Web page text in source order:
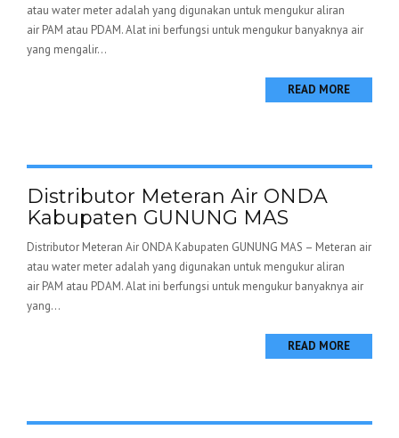
atau water meter adalah yang digunakan untuk mengukur aliran
air PAM atau PDAM. Alat ini berfungsi untuk mengukur banyaknya air
yang mengalir...
READ MORE
Distributor Meteran Air ONDA
Kabupaten GUNUNG MAS
Distributor Meteran Air ONDA Kabupaten GUNUNG MAS – Meteran air
atau water meter adalah yang digunakan untuk mengukur aliran
air PAM atau PDAM. Alat ini berfungsi untuk mengukur banyaknya air
yang...
READ MORE